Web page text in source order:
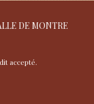
DE MONTRE
accepté.